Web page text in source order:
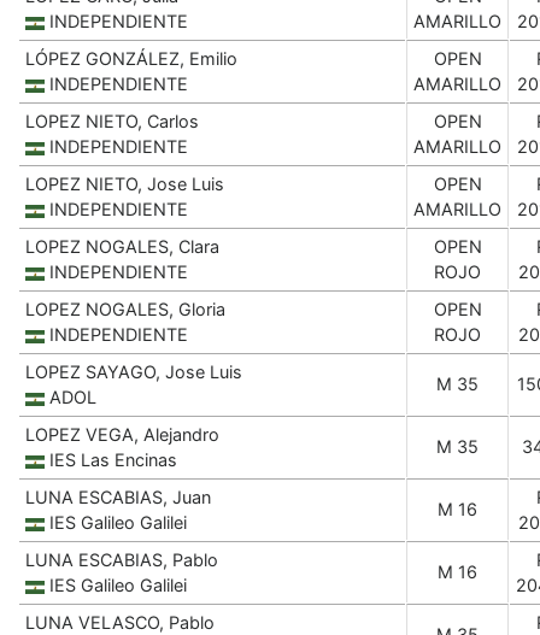
INDEPENDIENTE
AMARILLO
LÓPEZ GONZÁLEZ, Emilio
INDEPENDIENTE
OPEN
AMARILLO
LOPEZ NIETO, Carlos
INDEPENDIENTE
OPEN
AMARILLO
LOPEZ NIETO, Jose Luis
INDEPENDIENTE
OPEN
AMARILLO
LOPEZ NOGALES, Clara
INDEPENDIENTE
OPEN
ROJO
LOPEZ NOGALES, Gloria
INDEPENDIENTE
OPEN
ROJO
LOPEZ SAYAGO, Jose Luis
ADOL
M 35
LOPEZ VEGA, Alejandro
IES Las Encinas
M 35
LUNA ESCABIAS, Juan
IES Galileo Galilei
M 16
LUNA ESCABIAS, Pablo
IES Galileo Galilei
M 16
LUNA VELASCO, Pablo